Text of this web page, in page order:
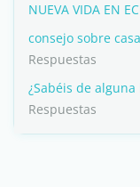
NUEVA VIDA EN
consejo sobre
Respuestas
¿Sabéis de
Respuestas